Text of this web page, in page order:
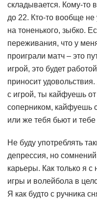
складывается. Кому-то
до 22. Кто-то вообще не
на тоненького, зыбко.
переживания, что у
проиграли матч – это
игрой, это будет
приносит
с игрой, ты кайфуешь
соперником, кайфуешь
или же тебя бьют и
Не буду употреблять
депрессия, но
карьеры. Как только я
игры и волейбола в
Я как будто с ручника